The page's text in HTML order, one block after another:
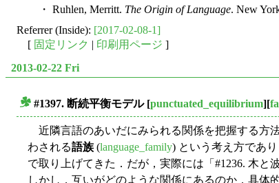
・ Ruhlen, Merritt. The Origin of Language. New
Referrer (Inside): [2017-02-08-1]
[ 固定リンク | 印刷用ページ ]
2013-02-22 Fri
#1397. 断続平衡モデル[punctuated_equilibrium][
近隣言語のあいだにみられる関係を把握する方
わされる語族 (language_family) という考え方であ
で取り上げてきた．だが，実際には「#1236. 木と
しかし，互いがどのような関係にあるのか，具体